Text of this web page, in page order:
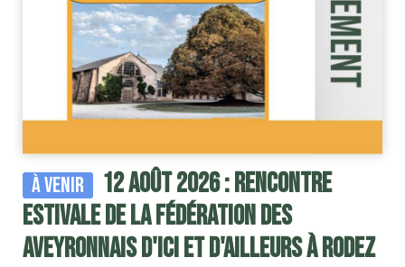
À venir
12 août 2026 : Rencontre
estivale de la Fédération des
Aveyronnais d'Ici et d'Ailleurs à Rodez